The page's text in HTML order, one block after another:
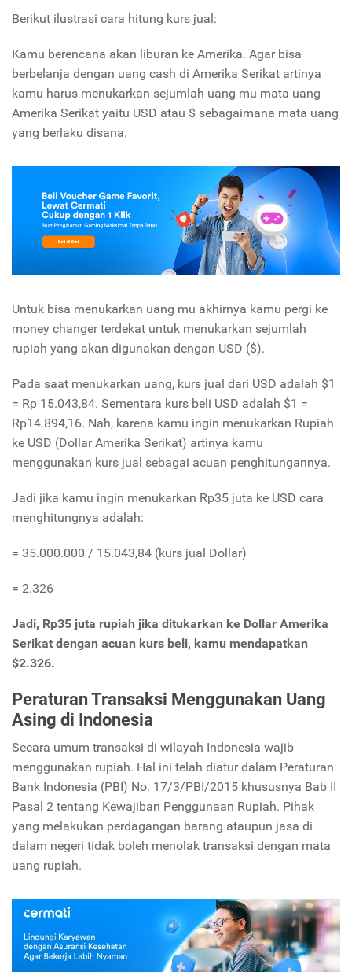
Berikut ilustrasi cara hitung kurs jual:
Kamu berencana akan liburan ke Amerika. Agar bisa
berbelanja dengan uang cash di Amerika Serikat artinya
kamu harus menukarkan sejumlah uang mu mata uang
Amerika Serikat yaitu USD atau $ sebagaimana mata uang
yang berlaku disana.
Untuk bisa menukarkan uang mu akhirnya kamu pergi ke
money changer terdekat untuk menukarkan sejumlah
rupiah yang akan digunakan dengan USD ($).
Pada saat menukarkan uang, kurs jual dari USD adalah $1
= Rp 15.043,84. Sementara kurs beli USD adalah $1 =
Rp14.894,16. Nah, karena kamu ingin menukarkan Rupiah
ke USD (Dollar Amerika Serikat) artinya kamu
menggunakan kurs jual sebagai acuan penghitungannya.
Jadi jika kamu ingin menukarkan Rp35 juta ke USD cara
menghitungnya adalah:
= 35.000.000 / 15.043,84 (kurs jual Dollar)
= 2.326
Jadi, Rp35 juta rupiah jika ditukarkan ke Dollar Amerika
Serikat dengan acuan kurs beli, kamu mendapatkan
$2.326.
Peraturan Transaksi Menggunakan Uang
Asing di Indonesia
Secara umum transaksi di wilayah Indonesia wajib
menggunakan rupiah. Hal ini telah diatur dalam Peraturan
Bank Indonesia (PBI) No. 17/3/PBI/2015 khususnya Bab II
Pasal 2 tentang Kewajiban Penggunaan Rupiah. Pihak
yang melakukan perdagangan barang ataupun jasa di
dalam negeri tidak boleh menolak transaksi dengan mata
uang rupiah.